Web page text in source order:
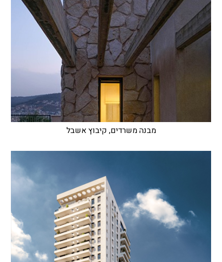
מבנה משרדים, קיבוץ אשבל